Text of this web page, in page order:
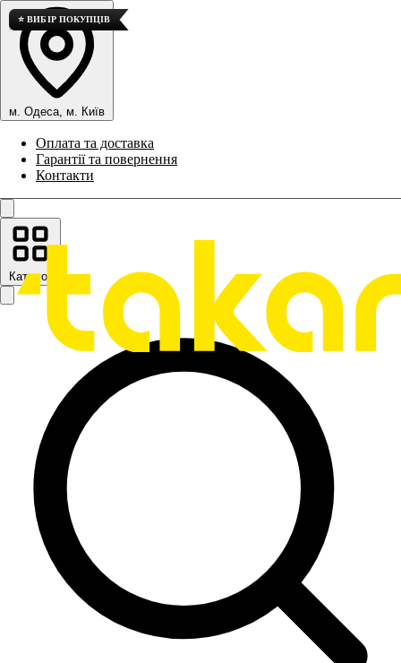
м. Одеса, м. Київ
Оплата та доставка
Гарантії та повернення
Контакти
Каталог
💎 ВИСОКА ЯКІСТЬ
⭐ ВИБІР ПОКУПЦІВ